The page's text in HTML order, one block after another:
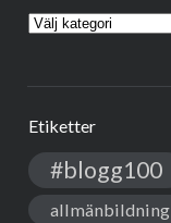
Kategorier
Etiketter
#blogg100
allmänbildning